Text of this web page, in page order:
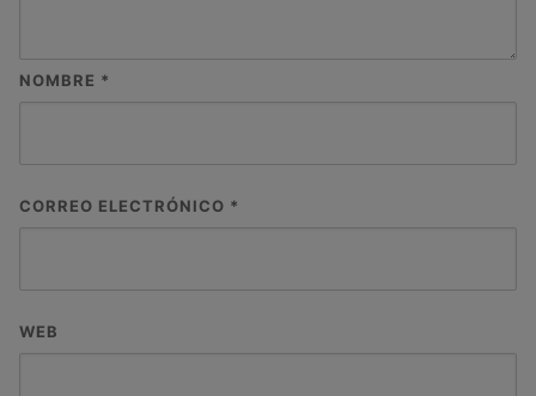
NOMBRE *
CORREO ELECTRÓNICO *
WEB